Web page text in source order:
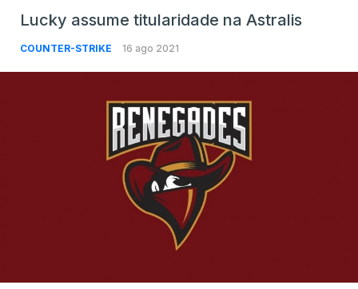
Lucky assume titularidade na Astralis
COUNTER-STRIKE 16 ago 2021